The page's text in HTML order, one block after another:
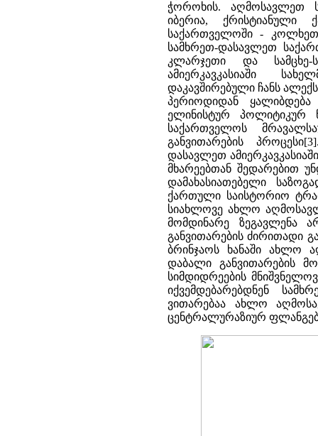
ჭოროხის. აღმოსავლეთ
იბერია,
საქართველოში -
სამხრეთ-დასავლეთ
კლარჯეთი და სამცხე-
ამიერკავკასიაში
დაკავშირებული ჩანს
პერიოდიდან
ელინისტურ პოლიტიკურ
საქართველოს
განვითარების
დასავლეთ
მხარეებთან შედარებით
დამახასიათებელი
ქართული საისტორიო
სიახლოვე ახლო
მომდინარე ზეგავლენა
განვითარების ძირითადი
ბრინჯაოს ხანაში ახლო
დაბალი განვითარების
სიმდიდრეების
იქვემდებარებდნენ
ვითარებაა ახლო
ცენტრალურაზიურ